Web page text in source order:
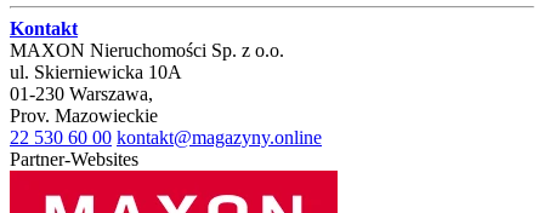
Kontakt
MAXON Nieruchomości Sp. z o.o.
ul. Skierniewicka 10A
01-230 Warszawa,
Prov. Mazowieckie
22 530 60 00 kontakt@magazyny.online
Partner-Websites